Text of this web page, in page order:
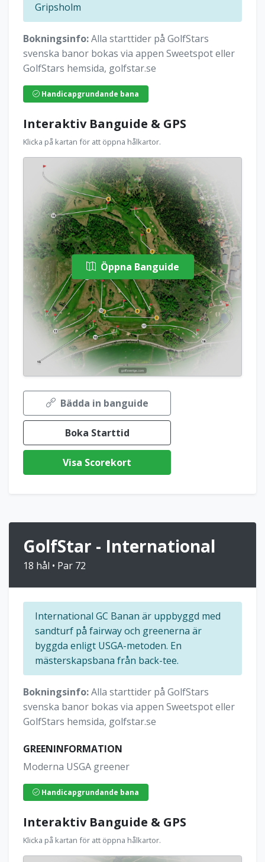
Gripsholm
Bokningsinfo:Alla starttider på GolfStars
svenska banor bokas via appen Sweetspot eller
GolfStars hemsida, golfstar.se
Handicapgrundande bana
Interaktiv Banguide & GPS
Klicka på kartan för att öppna hålkartor.
Öppna Banguide
Bädda in banguide
Boka Starttid
Visa Scorekort
GolfStar - International
18 hål • Par 72
International GC Banan är uppbyggd med
sandturf på fairway och greenerna är
byggda enligt USGA-metoden. En
mästerskapsbana från back-tee.
Bokningsinfo:Alla starttider på GolfStars
svenska banor bokas via appen Sweetspot eller
GolfStars hemsida, golfstar.se
GREENINFORMATION
Moderna USGA greener
Handicapgrundande bana
Interaktiv Banguide & GPS
Klicka på kartan för att öppna hålkartor.